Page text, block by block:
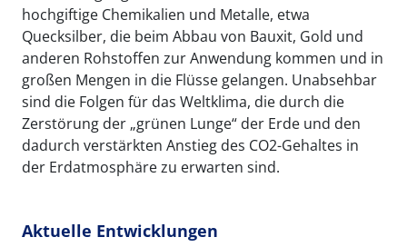
hochgiftige Chemikalien und Metalle, etwa
Quecksilber, die beim Abbau von Bauxit, Gold und
anderen Rohstoffen zur Anwendung kommen und in
großen Mengen in die Flüsse gelangen. Unabsehbar
sind die Folgen für das Weltklima, die durch die
Zerstörung der „grünen Lunge“ der Erde und den
dadurch verstärkten Anstieg des CO2-Gehaltes in
der Erdatmosphäre zu erwarten sind.
Aktuelle Entwicklungen